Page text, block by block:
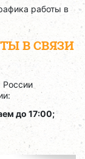
работы в
В СВЯЗИ
до 17:00;